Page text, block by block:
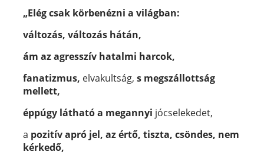
„Elég csak körbenézni a világban:
változás, változás hátán,
ám az agresszív hatalmi harcok,
fanatizmus, elvakultság, s megszállottság
mellett,
éppúgy látható a megannyi jócselekedet,
a pozitív apró jel, az értő, tiszta, csöndes, nem
kérkedő,